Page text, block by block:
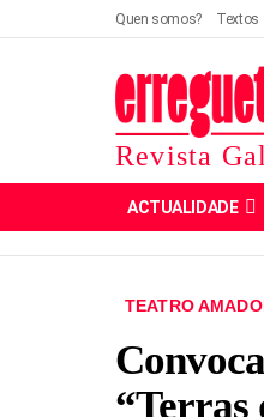
Quen somos? Textos
Revista
ACTUALIDADE
TEATRO
“Terras